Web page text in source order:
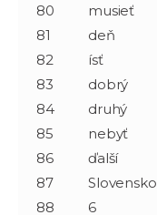
80
musieť
81
deň
82
ísť
83
dobrý
84
druhý
85
nebyť
86
ďalší
87
Slovensko
88
6